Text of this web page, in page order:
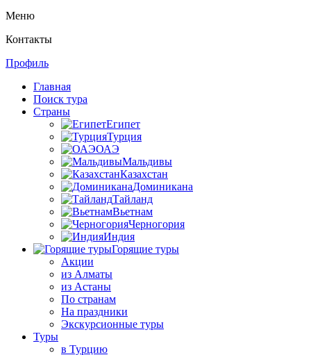
Меню
Контакты
Профиль
Главная
Поиск тура
Страны
Египет
Турция
ОАЭ
Мальдивы
Казахстан
Доминикана
Тайланд
Вьетнам
Черногория
Индия
Горящие туры
Акции
из Алматы
из Астаны
По странам
На праздники
Экскурсионные туры
Туры
в Турцию